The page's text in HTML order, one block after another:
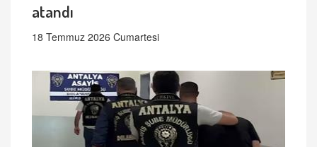
atandı
18 Temmuz 2026 Cumartesi